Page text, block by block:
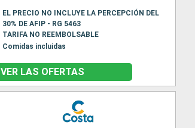
EL PRECIO NO INCLUYE LA PERCEPCIÓN DEL
30% DE AFIP - RG 5463
TARIFA NO REEMBOLSABLE
Comidas incluidas
VER LAS OFERTAS